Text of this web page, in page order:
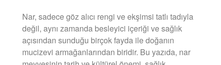
Nar, sadece göz alıcı rengi ve ekşimsi tatlı tadıyla
değil, aynı zamanda besleyici içeriği ve sağlık
açısından sunduğu birçok fayda ile doğanın
mucizevi armağanlarından biridir. Bu yazıda, nar